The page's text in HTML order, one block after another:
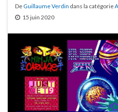
DeGuillaume Verdin dans la catégorie
15 juin 2020